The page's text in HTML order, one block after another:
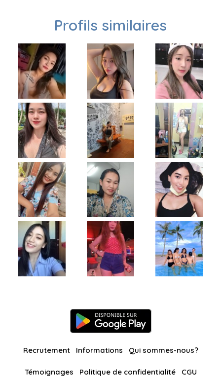
Profils similaires
Recrutement Informations Qui sommes-nous?
Témoignages Politique de confidentialité CGU